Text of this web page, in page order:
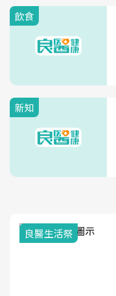
飲食
新知
良醫生活祭